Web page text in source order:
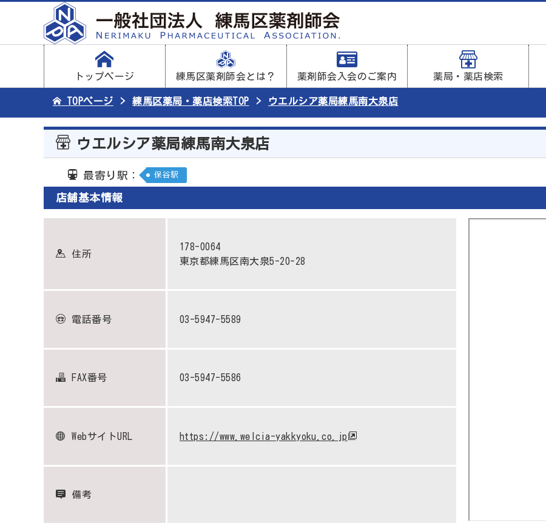
トップページ 練馬区薬剤師会とは？ 薬剤師会入会のご案内 薬局・薬店検索
TOPページ 練馬区薬局・薬店検索TOP ウエルシア薬局練馬南大泉店
ウエルシア薬局練馬南大泉店
最寄り駅： 保谷駅
店舗基本情報
住所
178-0064
東京都練馬区南大泉5-20-28
電話番号 03-5947-5589
FAX番号 03-5947-5586
WebサイトURL https://www.welcia-yakkyoku.co.jp
備考